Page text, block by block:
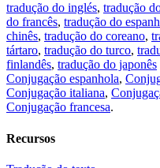
tradução do inglés, tradução
do francês, tradução do
chinês, tradução do coreano,
tártaro, tradução do turco,
finlandês, tradução do japonês
Conjugação espanhola,
Conjugação italiana,
Conjugação francesa.
Recursos